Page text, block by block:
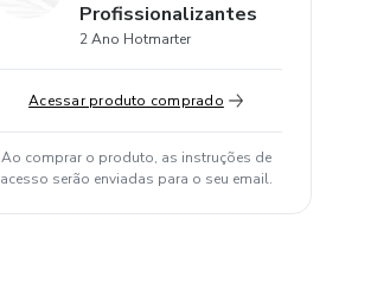
Profissionalizantes
2 Ano Hotmarter
Acessar produto comprado
Ao comprar o produto, as instruções de
acesso serão enviadas para o seu email.